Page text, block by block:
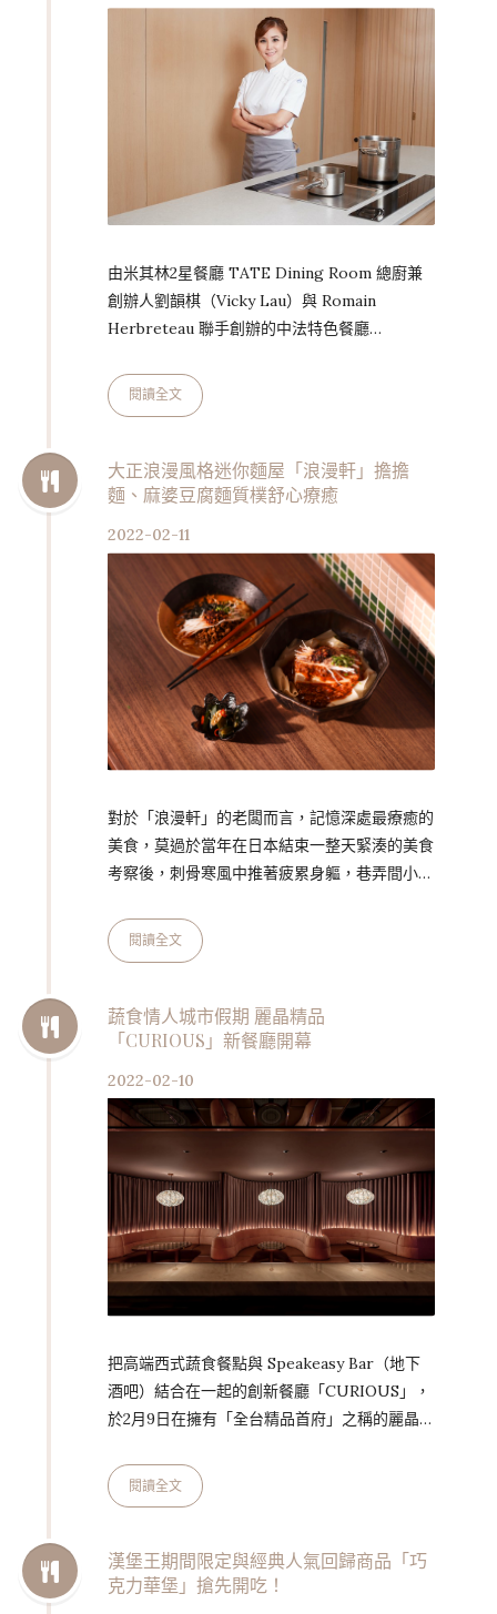
數據。在著手信義誠品店…
由米其林2星餐廳 TATE Dining Room 總廚兼
創辦人劉韻棋（Vicky Lau）與 Romain
Herbreteau 聯手創辦的中法特色餐廳
28個座位，於香港上環充滿懷舊及文化氣息的摩
羅上街開幕。「摩」一字有「質感」的意思，將
單上的美食亦以此為靈感，為客人帶來香港烹飪
文化上最歷史悠久的菜式之一「大豆美食」。
SOY」的 tast…
閱讀全文
大正浪漫風格迷你麵屋「浪漫軒」擔擔
麵、麻婆豆腐麵質樸舒心療癒
2022-02-11
對於「浪漫軒」的老闆而言，記憶深處最療癒的
美食，莫過於當年在日本結束一整天緊湊的美食
考察後，刺骨寒風中推著疲累身軀，巷弄間小店
芝麻濃郁馨香，舒心滿足！日本大正時期（西元
1912年～1926年）受到歐洲浪漫主義影響，注重
合後發展盛行的現象稱為「大正浪漫」。在東西
文化、新舊時代激烈碰撞的年代，雖然短暫但仍
限追念，就像那一碗刻印在老闆記憶深處的擔擔
麵，美好雋永。「浪漫軒」將日本…
閱讀全文
蔬食情人城市假期 麗晶精品
「CURIOUS」新餐廳開幕
2022-02-10
把高端西式蔬食餐點與 Speakeasy Bar（地下
酒吧）結合在一起的創新餐廳「CURIOUS」，
於2月9日在擁有「全台精品首府」之稱的麗晶精
節，「CURIOUS」攜手晶華酒店推出
「Curious 蔬食情人‧一泊二食」美食假期，3
「CURIOUS」享用六杯特製調酒以及浪漫蔬食
晚餐兩客，每房NT$ 9,999起。官網訂房加購高
閱讀全文
漢堡王期間限定與經典人氣回歸商品「巧
克力華堡」搶先開吃！